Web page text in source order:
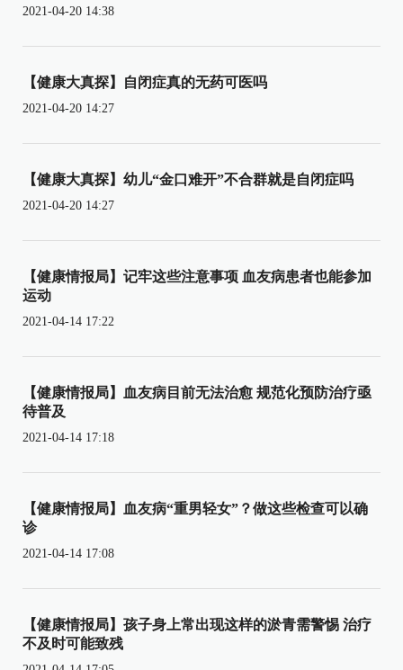
2021-04-20 14:38
【健康大真探】自闭症真的无药可医吗
2021-04-20 14:27
【健康大真探】幼儿“金口难开”不合群就是自闭症吗
2021-04-20 14:27
【健康情报局】记牢这些注意事项 血友病患者也能参加
运动
2021-04-14 17:22
【健康情报局】血友病目前无法治愈 规范化预防治疗亟
待普及
2021-04-14 17:18
【健康情报局】血友病“重男轻女”？做这些检查可以确
诊
2021-04-14 17:08
【健康情报局】孩子身上常出现这样的淤青需警惕 治疗
不及时可能致残